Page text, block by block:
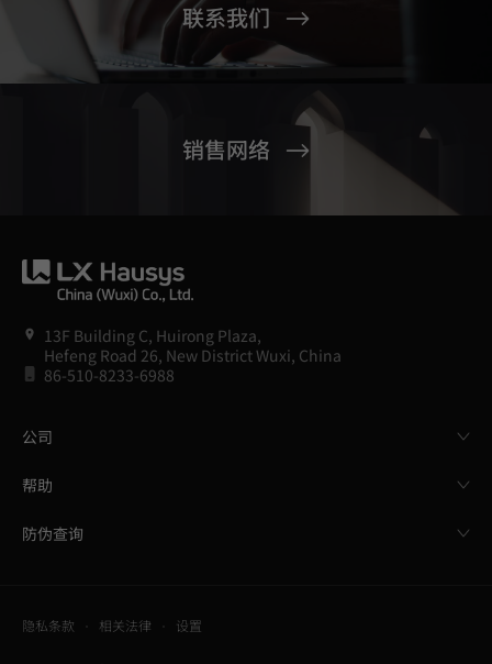
联系我们
销售网络
13F Building C, Huirong Plaza,
Hefeng Road 26, New District Wuxi, China
86-510-8233-6988
公司
帮助
防伪查询
隐私条款 相关法律 设置